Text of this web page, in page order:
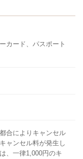
カード、パスポート
合によりキャンセル
ャンセル料が発生し
、一律1,000円のキ